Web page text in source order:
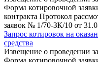
Форма котировочной
контракта Протокол
заявок № 1/70-ЗК/10 от
Запрос котировок на
средства
Извещение о проведении
Форма котировочной